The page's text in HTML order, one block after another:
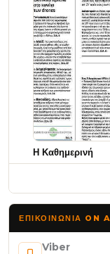
Η Καθημερινή
ΕΠΙΚΟΙΝΩΝΊΑ ON
Viber